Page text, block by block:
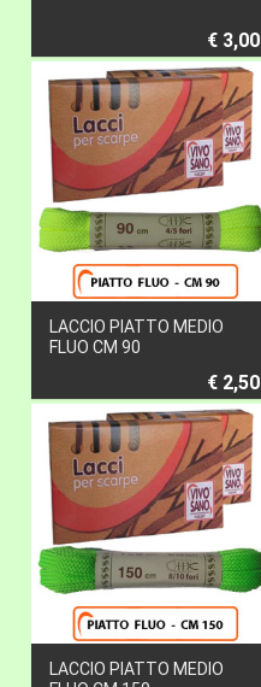
€ 3,00
LACCIO PIATTO MEDIO
FLUO CM 90
€ 2,50
LACCIO PIATTO MEDIO